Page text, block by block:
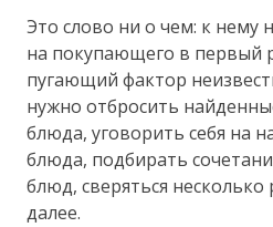
Это слово ни о чем: к
на покупающего в первый
пугающий фактор
нужно отбросить
блюда, уговорить себя на
блюда, подбирать
блюд, сверяться несколько
далее.